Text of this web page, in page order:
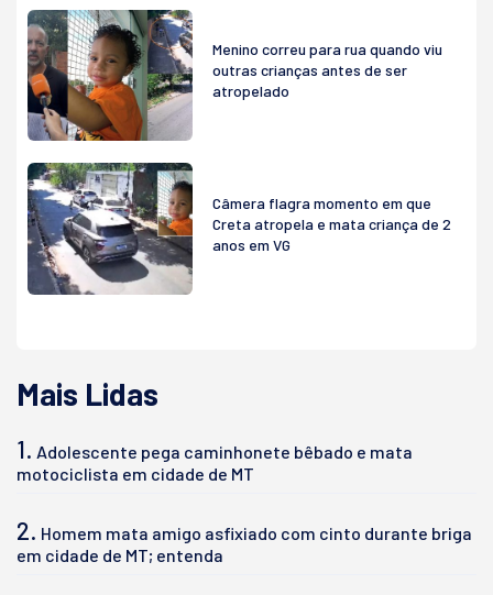
Menino correu para rua quando viu
outras crianças antes de ser
atropelado
Câmera flagra momento em que
Creta atropela e mata criança de 2
anos em VG
Mais Lidas
1. Adolescente pega caminhonete bêbado e mata
motociclista em cidade de MT
2. Homem mata amigo asfixiado com cinto durante briga
em cidade de MT; entenda